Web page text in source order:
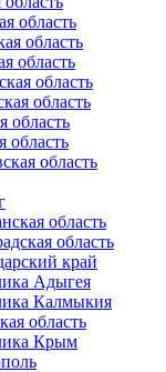
область
область
область
область
область
область
область
область
область
область
край
Адыгея
Калмыкия
область
Крым